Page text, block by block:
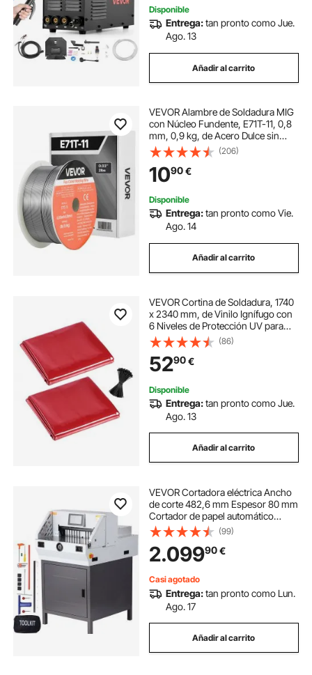
Disponible
Entrega:tan pronto como Jue.
Ago. 13
Añadir al carrito
VEVOR Alambre de Soldadura MIG
con Núcleo Fundente, E71T-11, 0,8
mm, 0,9 kg, de Acero Dulce sin
Gas, con Bajas Salpicaduras para
Soldadura por Arco en Cualquier
Posición, para Uso en Exteriores
(206)
1090€
Disponible
Entrega:tan pronto como Vie.
Ago. 14
Añadir al carrito
VEVOR Cortina de Soldadura, 1740
x 2340 mm, de Vinilo Ignífugo con
6 Niveles de Protección UV para
Taller, Lugares de Trabajo al Aire
Libre y Estructuras Temporales,
Color Rojo, sin Marco, 2 uds
(86)
5290€
Disponible
Entrega:tan pronto como Jue.
Ago. 13
Añadir al carrito
VEVOR Cortadora eléctrica Ancho
de corte 482,6 mm Espesor 80 mm
Cortador de papel automático
Cortador de papel de 800 hojas
con pantalla táctil de 17,78 cm
características de seguridad para
imprenta
(99)
2.09990€
Casi agotado
Entrega:tan pronto como Lun.
Ago. 17
Añadir al carrito